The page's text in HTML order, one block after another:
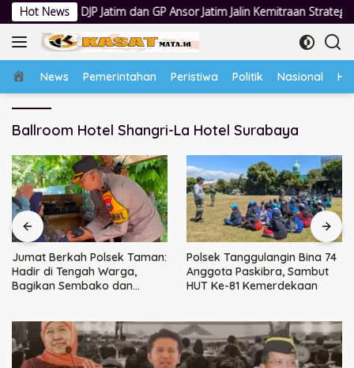
Langsung
ke
konten
Hot News
dan GP Ansor Jatim Jalin Kemitraan Strategis Perpajakan
Home
News Pemerintahan Peristiwa Politik Nasional
Ballroom Hotel Shangri-La Hotel Surabaya
Jumat Berkah Polsek Taman:
Hadir di Tengah Warga,
Bagikan Sembako dan
Polsek Tanggulangin Bina 74
Anggota Paskibra, Sambut
HUT Ke-81 Kemerdekaan